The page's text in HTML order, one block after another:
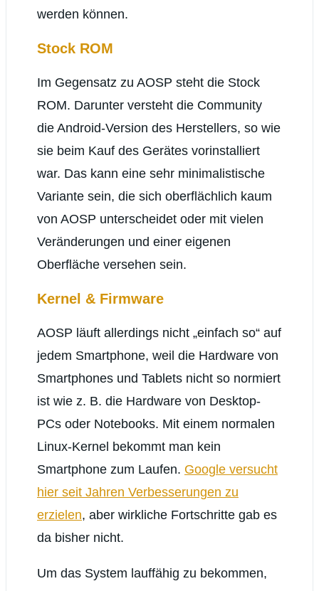
werden können.
Stock ROM
Im Gegensatz zu AOSP steht die Stock
ROM. Darunter versteht die Community
die Android-Version des Herstellers, so wie
sie beim Kauf des Gerätes vorinstalliert
war. Das kann eine sehr minimalistische
Variante sein, die sich oberflächlich kaum
von AOSP unterscheidet oder mit vielen
Veränderungen und einer eigenen
Oberfläche versehen sein.
Kernel & Firmware
AOSP läuft allerdings nicht „einfach so“ auf
jedem Smartphone, weil die Hardware von
Smartphones und Tablets nicht so normiert
ist wie z. B. die Hardware von Desktop-
PCs oder Notebooks. Mit einem normalen
Linux-Kernel bekommt man kein
Smartphone zum Laufen. Google versucht
hier seit Jahren Verbesserungen zu
erzielen, aber wirkliche Fortschritte gab es
da bisher nicht.
Um das System lauffähig zu bekommen,